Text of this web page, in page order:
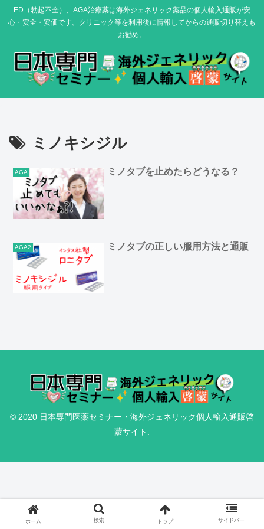
ED（勃起不全）、AGA治療薬は海外ジェネリック薬品の個人輸入通販が安
心・安全・安価です。クリニック等を利用後に情報してからの通販切り替えも
お勧め。
ミノキシジル
AGA ミノタブを止めたらどうなる？
AGA2 ミノタブの正しい服用方法と通販
© 2020 日本専門医薬セミナー・海外ジェネリック個人輸入通販啓
蒙サイト.
ホーム 検索 トップ サイドバー